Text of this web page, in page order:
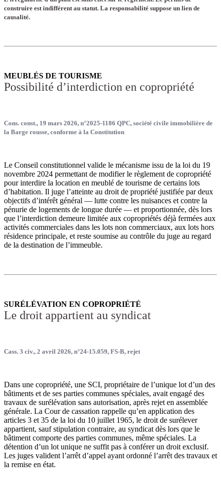
construire est indifférent au statut. La responsabilité suppose un lien de
causalité.
MEUBLÉS DE TOURISME
Possibilité d’interdiction en copropriété
Cons. const., 19 mars 2026, n°2025-1186 QPC, société civile immobilière de
la Barge rousse, conforme à la Constitution
Le Conseil constitutionnel valide le mécanisme issu de la loi du 19
novembre 2024 permettant de modifier le règlement de copropriété
pour interdire la location en meublé de tourisme de certains lots
d’habitation. Il juge l’atteinte au droit de propriété justifiée par deux
objectifs d’intérêt général — lutte contre les nuisances et contre la
pénurie de logements de longue durée — et proportionnée, dès lors
que l’interdiction demeure limitée aux copropriétés déjà fermées aux
activités commerciales dans les lots non commerciaux, aux lots hors
résidence principale, et reste soumise au contrôle du juge au regard
de la destination de l’immeuble.
SURÉLÉVATION EN COPROPRIÉTÉ
Le droit appartient au syndicat
Cass. 3 civ., 2 avril 2026, n°24-15.059, FS-B, rejet
Dans une copropriété, une SCI, propriétaire de l’unique lot d’un des
bâtiments et de ses parties communes spéciales, avait engagé des
travaux de surélévation sans autorisation, après rejet en assemblée
générale. La Cour de cassation rappelle qu’en application des
articles 3 et 35 de la loi du 10 juillet 1965, le droit de surélever
appartient, sauf stipulation contraire, au syndicat dès lors que le
bâtiment comporte des parties communes, même spéciales. La
détention d’un lot unique ne suffit pas à conférer un droit exclusif.
Les juges valident l’arrêt d’appel ayant ordonné l’arrêt des travaux et
la remise en état.